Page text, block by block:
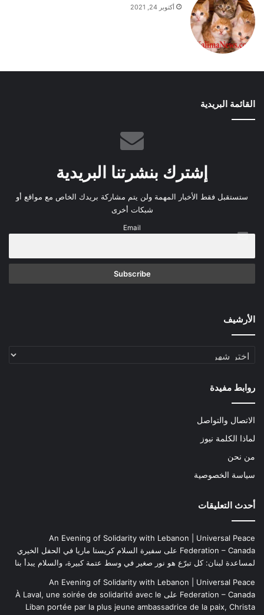
أكتوبر 24, 2021
القائمة البريدية
إشترك بنشرتنا البريدية
ستستقبل فقط الأخبار المهمة ولن يتم مشاركة بريدك الخاص مع مواقع أو
شبكات أخرى
Email
الأرشيف
الأرشيف
روابط مفيدة
الاتصال والتواصل
لماذا الكلمة نيوز
من نحن
سياسة الخصوصية
أحدث التعليقات
An Evening of Solidarity with Lebanon | Universal Peace
Federation – Canada على سفيرة السلام كريستا ماريا في الحفل الخيري
لمساعدة لبنان: كل تبرّع هو نور صغير في وسط عتمة كبيرة، والسلام يبدأ بنا
An Evening of Solidarity with Lebanon | Universal Peace
Federation – Canada على À Laval, une soirée de solidarité avec le
Liban portée par la plus jeune ambassadrice de la paix, Christa